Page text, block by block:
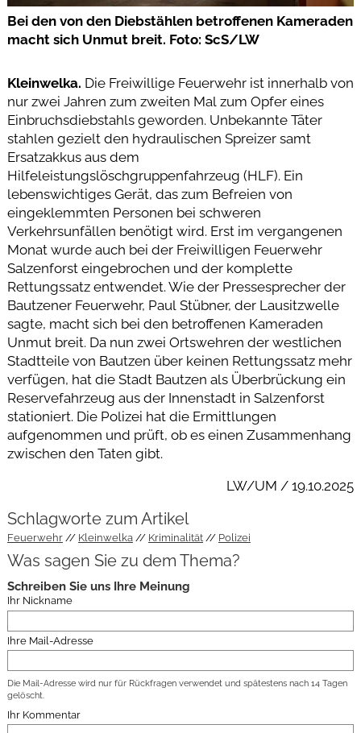
Bei den von den Diebstählen betroffenen Kameraden
macht sich Unmut breit. Foto: ScS/LW
Kleinwelka. Die Freiwillige Feuerwehr ist innerhalb von
nur zwei Jahren zum zweiten Mal zum Opfer eines
Einbruchsdiebstahls geworden. Unbekannte Täter
stahlen gezielt den hydraulischen Spreizer samt
Ersatzakkus aus dem
Hilfeleistungslöschgruppenfahrzeug (HLF). Ein
lebenswichtiges Gerät, das zum Befreien von
eingeklemmten Personen bei schweren
Verkehrsunfällen benötigt wird. Erst im vergangenen
Monat wurde auch bei der Freiwilligen Feuerwehr
Salzenforst eingebrochen und der komplette
Rettungssatz entwendet. Wie der Pressesprecher der
Bautzener Feuerwehr, Paul Stübner, der Lausitzwelle
sagte, macht sich bei den betroffenen Kameraden
Unmut breit. Da nun zwei Ortswehren der westlichen
Stadtteile von Bautzen über keinen Rettungssatz mehr
verfügen, hat die Stadt Bautzen als Überbrückung ein
Reservefahrzeug aus der Innenstadt in Salzenforst
stationiert. Die Polizei hat die Ermittlungen
aufgenommen und prüft, ob es einen Zusammenhang
zwischen den Taten gibt.
LW/UM / 19.10.2025
Schlagworte zum Artikel
Feuerwehr Kleinwelka Kriminalität Polizei
Was sagen Sie zu dem Thema?
Schreiben Sie uns Ihre Meinung
Ihr Nickname
Ihre Mail-Adresse
Die Mail-Adresse wird nur für Rückfragen verwendet und spätestens nach 14 Tagen
gelöscht.
Ihr Kommentar